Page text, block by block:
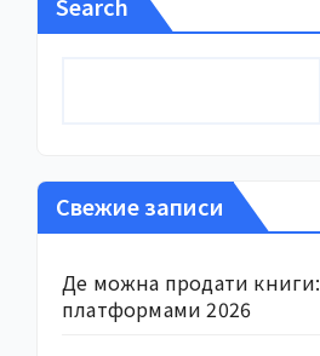
Свежие записи
Де можна продати
платформами 2026